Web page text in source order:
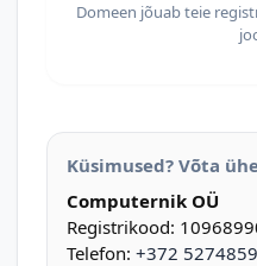
Domeen jõuab teie
Küsimused? Võta
Computernik OÜ
Registrikood:
Telefon: +372 5274859